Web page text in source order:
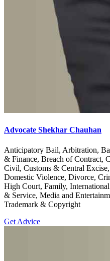
Advocate Shekhar Chauhan
Anticipatory Bail, Arbitration,
& Finance, Breach of Contract,
Civil, Customs & Central
Domestic Violence, Divorce,
High Court, Family,
& Service, Media and
Trademark & Copyright
Get Advice